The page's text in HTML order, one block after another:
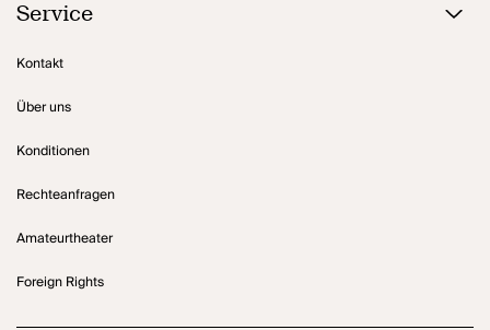
Service
Kontakt
Über uns
Konditionen
Rechteanfragen
Amateurtheater
Foreign Rights